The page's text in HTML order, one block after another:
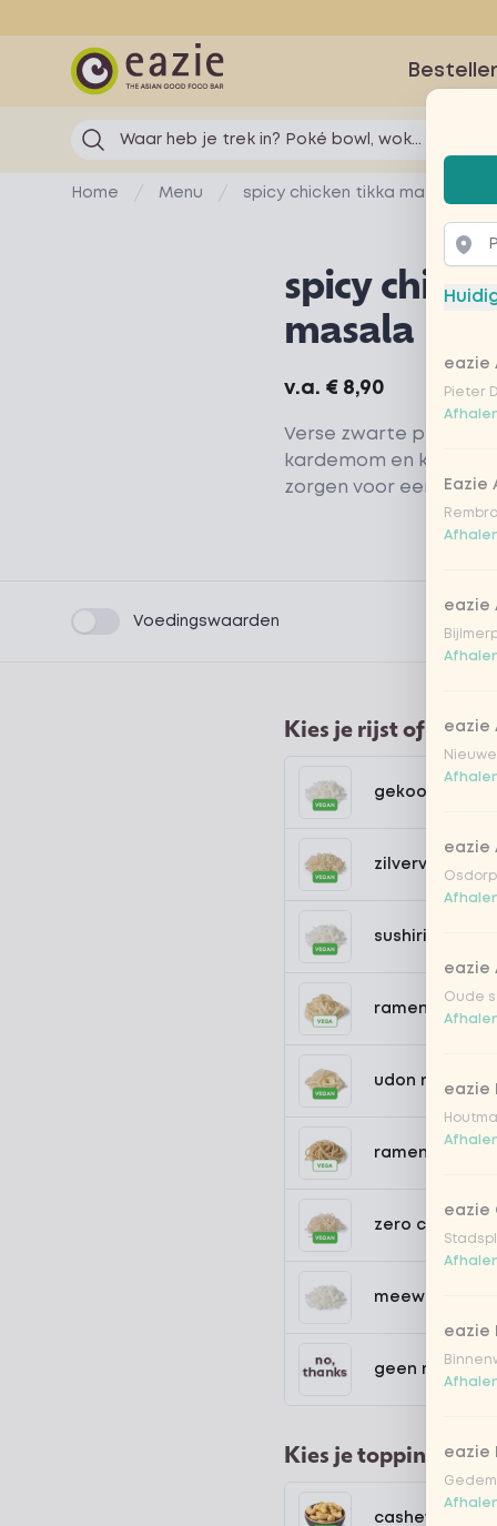
Eazie
Waar heb je trek in? Poké bowl, wok...
Home Menu spicy chicken tikka masala
spicy
masala
Product information
v.a. € 8,90
Verse zwarte peper,
kardemom en
zorgen voor een
Product filters
Voedingswaarden
Kies je rijst of
gekookte rijst
zilvervlies rijst
sushirijst (soft
ramen noedels
udon noedels
ramen
zero carb
meewokken
geen rijst /
Kies je toppings
cashewnoten
eazie
Pieter
Eazie
eazie
eazie
eazie
eazie
Oude
eazie
eazie
eazie
eazie